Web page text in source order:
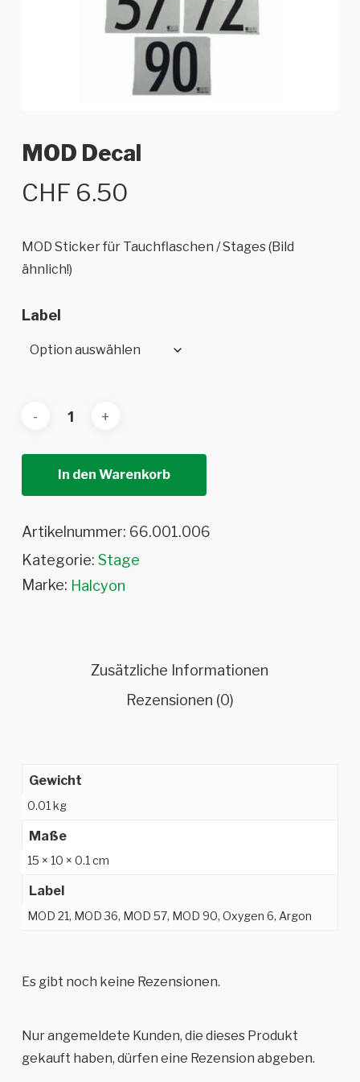
MOD Decal
CHF 6.50
MOD Sticker für Tauchflaschen / Stages (Bild
ähnlich!)
Label
In den Warenkorb
Artikelnummer: 66.001.006
Kategorie: Stage
Marke: Halcyon
Zusätzliche Informationen
Rezensionen (0)
Gewicht
0.01 kg
Maße
15 × 10 × 0.1 cm
Label
MOD 21, MOD 36, MOD 57, MOD 90, Oxygen 6, Argon
Es gibt noch keine Rezensionen.
Nur angemeldete Kunden, die dieses Produkt
gekauft haben, dürfen eine Rezension abgeben.